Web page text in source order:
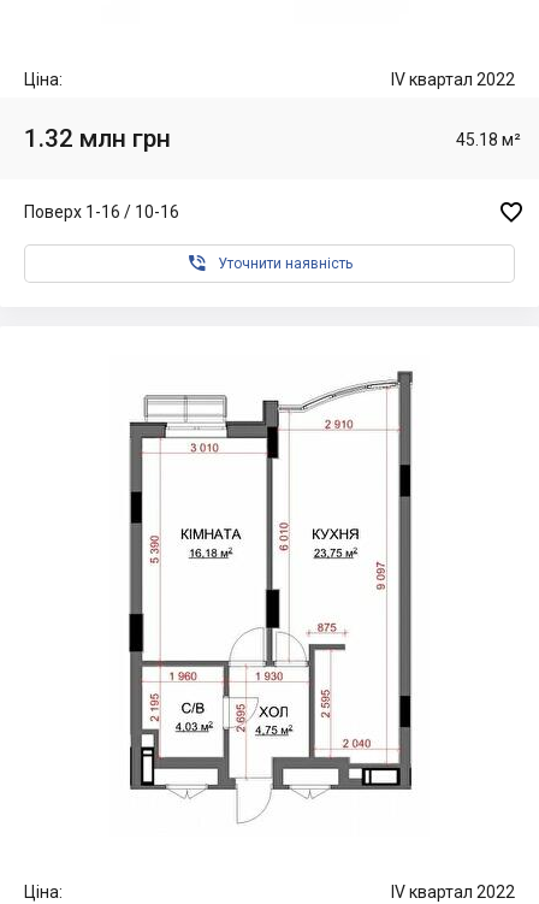
Ціна: IV квартал 2022
1.32 млн грн 45.18 м²
Поверх 1-16 / 10-16 
 Уточнити наявність
Ціна: IV квартал 2022